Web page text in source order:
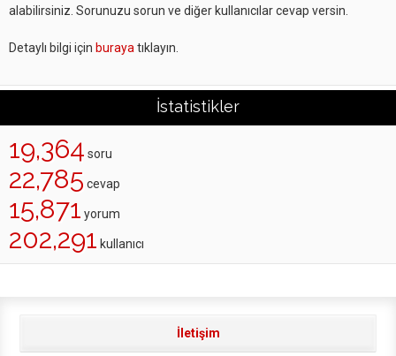
alabilirsiniz. Sorunuzu sorun ve diğer kullanıcılar cevap versin.
Detaylı bilgi için buraya tıklayın.
İstatistikler
19,364 soru
22,785 cevap
15,871 yorum
202,291 kullanıcı
İletişim